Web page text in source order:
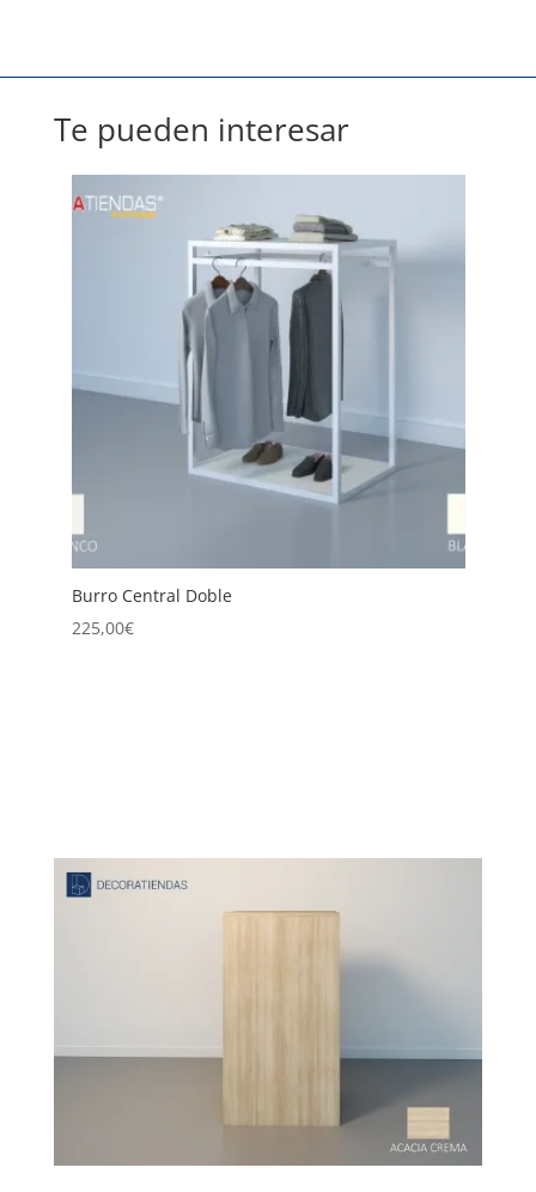
Te pueden interesar
Burro Central Doble
225,00€